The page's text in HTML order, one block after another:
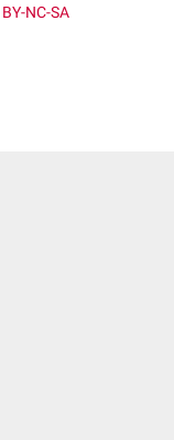
BY-NC-SA